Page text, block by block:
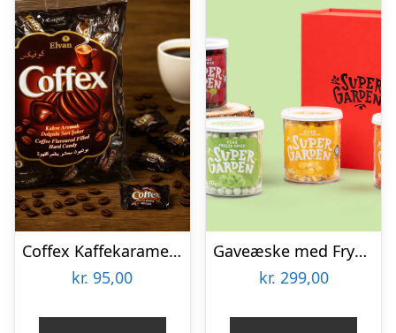
Coffex Kaffekarameller Bland-selv slik i kasser 800 gram
kr. 95,00
Gaveæske med Frysetørrede Grøntsager
kr. 299,00